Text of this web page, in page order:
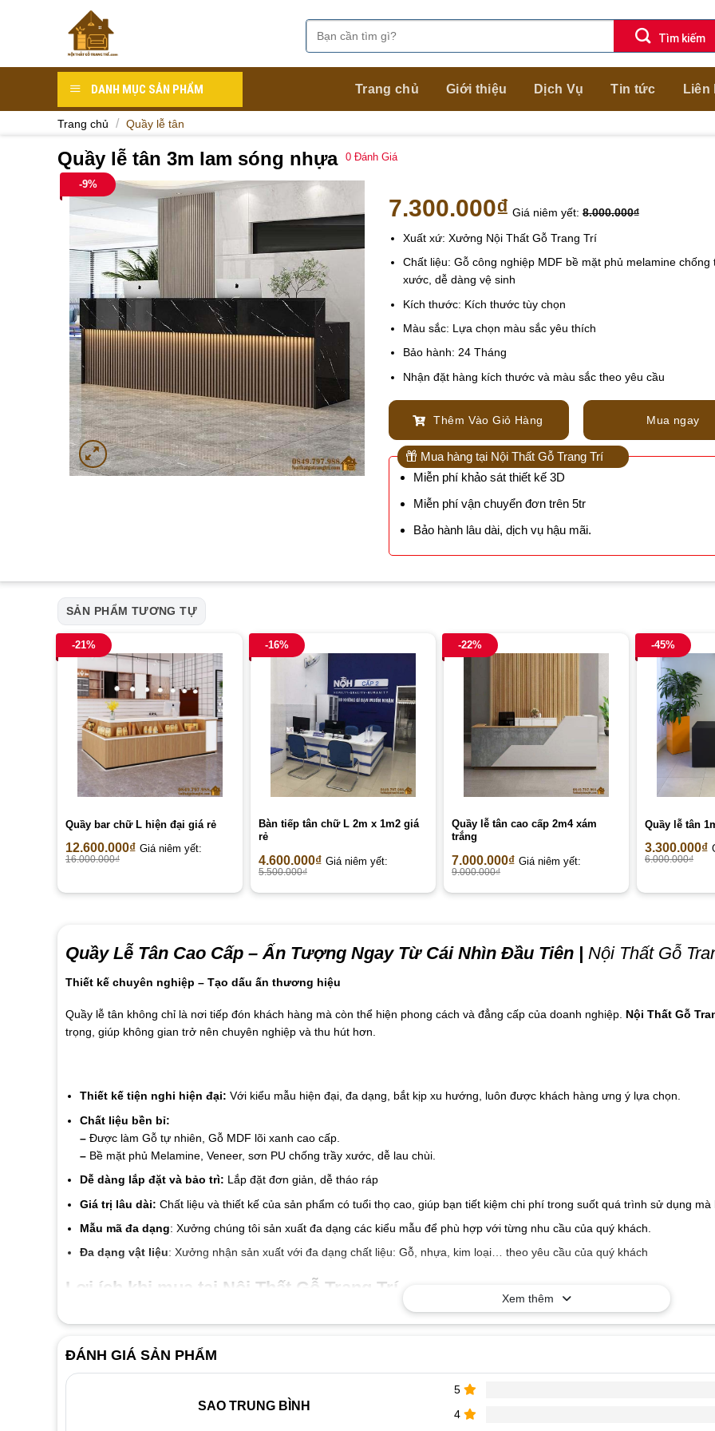
Tìm
kiếm:
DANH MỤC SẢN PHẨM Trang chủ Giới thiệu Dịch Vụ Tin tức Liên
Trang chủ / Quầy lễ tân
Quầy lễ tân 3m lam sóng nhựa 0 Đánh Giá
-9%
7.300.000₫ Giá niêm yết: 8.000.000₫
Xuất xứ: Xưởng Nội Thất Gỗ Trang Trí
Chất liệu: Gỗ công nghiệp MDF bề mặt phủ melamine chống
xước, dễ dàng vệ sinh
Kích thước: Kích thước tùy chọn
Màu sắc: Lựa chọn màu sắc yêu thích
Bảo hành: 24 Tháng
Nhận đặt hàng kích thước và màu sắc theo yêu cầu
Thêm Vào Giỏ Hàng Mua ngay
Mua hàng tại Nội Thất Gỗ Trang Trí
Miễn phí khảo sát thiết kế 3D
Miễn phí vận chuyển đơn trên 5tr
Bảo hành lâu dài, dịch vụ hậu mãi.
SẢN PHẨM TƯƠNG TỰ
-21%
Quầy bar chữ L hiện đại giá rẻ
12.600.000₫ Giá niêm yết:
16.000.000₫
-16%
Bàn tiếp tân chữ L 2m x 1m2 giá
rẻ
4.600.000₫ Giá niêm yết:
5.500.000₫
-22%
Quầy lễ tân cao cấp 2m4 xám
trắng
7.000.000₫ Giá niêm yết:
9.000.000₫
-45%
Quầy lễ tân
3.300.000₫
6.000.000₫
Quầy Lễ Tân Cao Cấp – Ấn Tượng Ngay Từ Cái Nhìn Đầu Tiên| Nội Thất Gỗ
Thiết kế chuyên nghiệp – Tạo dấu ấn thương hiệu
Quầy lễ tân không chỉ là nơi tiếp đón khách hàng mà còn thể hiện phong cách và đẳng cấp của doanh nghiệp. Nội Thất Gỗ
trọng, giúp không gian trở nên chuyên nghiệp và thu hút hơn.
Thiết kế tiện nghi hiện đại: Với kiểu mẫu hiện đại, đa dạng, bắt kịp xu hướng, luôn được khách hàng ưng ý lựa chọn.
Chất liệu bền bỉ:
–Được làm Gỗ tự nhiên, Gỗ MDF lõi xanh cao cấp.
–Bề mặt phủ Melamine, Veneer, sơn PU chống trầy xước, dễ lau chùi.
Dễ dàng lắp đặt và bảo trì: Lắp đặt đơn giản, dễ tháo ráp
Giá trị lâu dài: Chất liệu và thiết kế của sản phẩm có tuổi thọ cao, giúp bạn tiết kiệm chi phí trong suốt quá trình sử dụng
Mẫu mã đa dạng: Xưởng chúng tôi sản xuất đa dạng các kiểu mẫu để phù hợp với từng nhu cầu của quý khách.
Đa dạng vật liệu: Xưởng nhận sản xuất với đa dạng chất liệu: Gỗ, nhựa, kim loại… theo yêu cầu của quý khách
Lợi ích khi mua tại Nội Thất Gỗ Trang Trí
để được tư vấn và nhận báo giá tốt nhất!
Xem thêm
ĐÁNH GIÁ SẢN PHẨM
SAO TRUNG BÌNH
5
4